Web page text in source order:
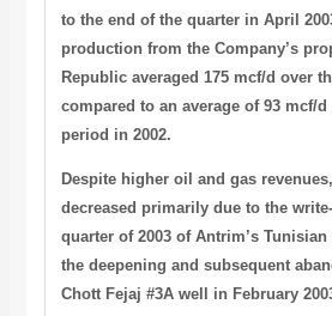
to the end of the quarter in April
production from the Company’s
Republic averaged 175 mcf/d over
compared to an average of 93 mcf/
period in 2002.
Despite higher oil and gas
decreased primarily due to the
quarter of 2003 of Antrim’s
the deepening and subsequent
Chott Fejaj #3A well in February